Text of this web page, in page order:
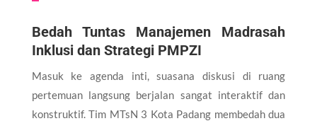
​Bedah Tuntas Manajemen Madrasah
Inklusi dan Strategi PMPZI
​Masuk ke agenda inti, suasana diskusi di ruang
pertemuan langsung berjalan sangat interaktif dan
konstruktif. Tim MTsN 3 Kota Padang membedah dua